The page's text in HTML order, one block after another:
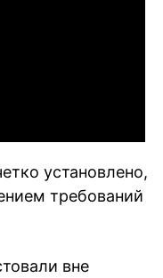
установлено,
требований
вне